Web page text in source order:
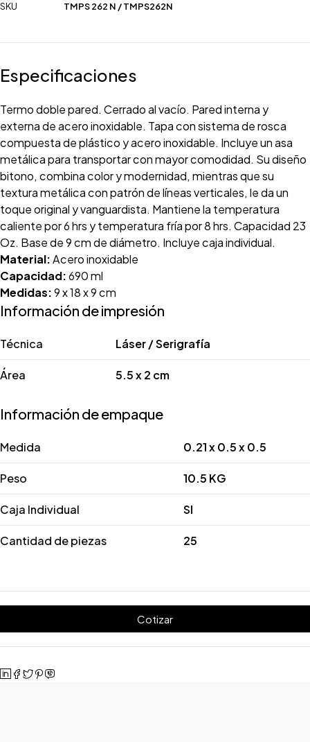
SKU TMPS 262 N / TMPS262N
Especificaciones
Termo doble pared. Cerrado al vacío. Pared interna y
externa de acero inoxidable. Tapa con sistema de rosca
compuesta de plástico y acero inoxidable. Incluye un asa
metálica para transportar con mayor comodidad. Su diseño
bitono, combina color y modernidad, mientras que su
textura metálica con patrón de líneas verticales, le da un
toque original y vanguardista. Mantiene la temperatura
caliente por 6 hrs y temperatura fría por 8 hrs. Capacidad 23
Oz. Base de 9 cm de diámetro. Incluye caja individual.
Material:Acero inoxidable
Capacidad:690 ml
Medidas:9 x 18 x 9 cm
Información de impresión
Técnica Láser / Serigrafía
Área 5.5 x 2 cm
Información de empaque
Medida 0.21 x 0.5 x 0.5
Peso 10.5 KG
Caja Individual SI
Cantidad de piezas 25
Cotizar